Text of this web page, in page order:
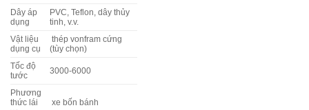
Dây áp
dụng
PVC, Teflon, dây thủy
tinh, v.v.
Vật liệu
dụng cụ
thép vonfram cứng
(tùy chọn)
Tốc độ
tước
3000-6000
Phương
thức lái
xe bốn bánh